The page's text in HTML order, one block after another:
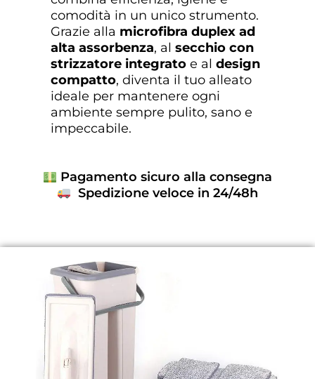
comodità in un unico strumento.
Grazie alla microfibra duplex ad
alta assorbenza, al secchio con
strizzatore integratoe al design
compatto, diventa il tuo alleato
ideale per mantenere ogni
ambiente sempre pulito, sano e
impeccabile.
Pagamento sicuro alla consegna
Spedizione veloce in 24/48h